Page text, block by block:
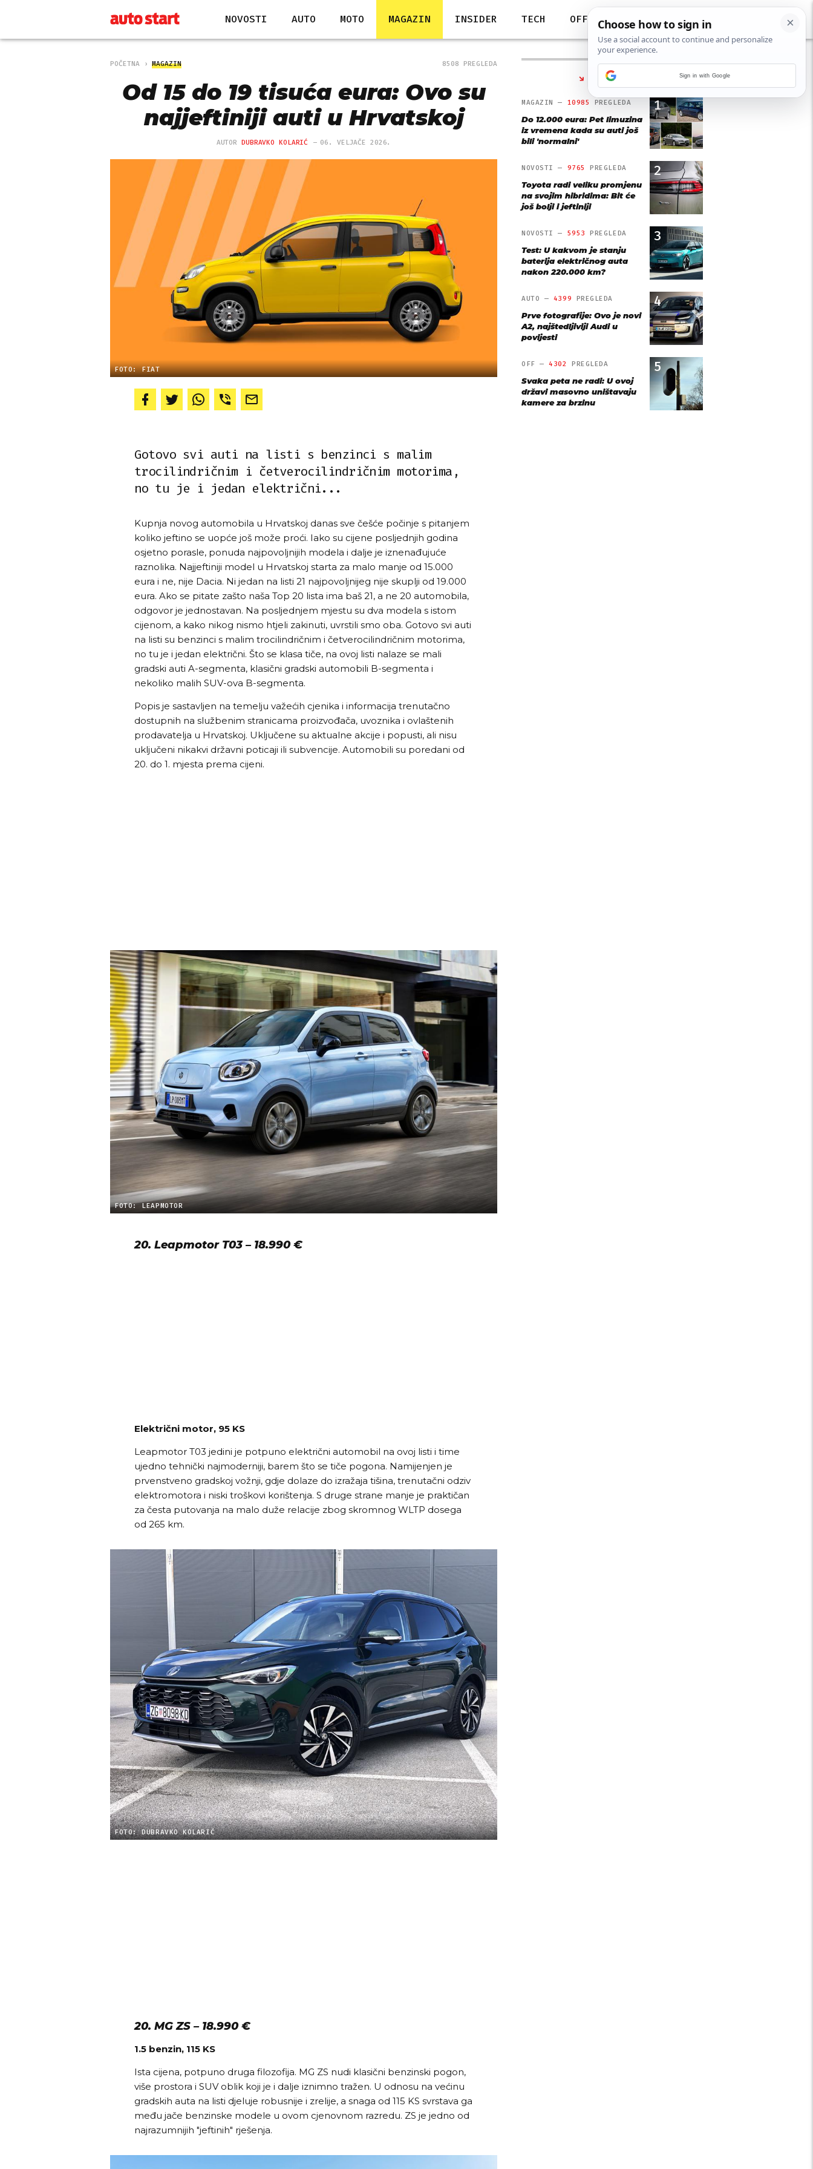
NOVOSTI AUTO MOTO MAGAZIN INSIDER TECH OFF
POČETNA MAGAZIN 8508 PREGLEDA
Od 15 do 19 tisuća eura: Ovo su
najjeftiniji auti u Hrvatskoj
AUTOR DUBRAVKO KOLARIĆ 06. VELJAČE 2026.
FOTO: FIAT
Gotovo svi auti na listi s benzinci s malim
trocilindričnim i četverocilindričnim motorima,
no tu je i jedan električni...
Kupnja novog automobila u Hrvatskoj danas sve češće počinje s pitanjem
koliko jeftino se uopće još može proći. Iako su cijene posljednjih godina
osjetno porasle, ponuda najpovoljnijih modela i dalje je iznenađujuće
raznolika. Najjeftiniji model u Hrvatskoj starta za malo manje od 15.000
eura i ne, nije Dacia. Ni jedan na listi 21 najpovoljnijeg nije skuplji od 19.000
eura. Ako se pitate zašto naša Top 20 lista ima baš 21, a ne 20 automobila,
odgovor je jednostavan. Na posljednjem mjestu su dva modela s istom
cijenom, a kako nikog nismo htjeli zakinuti, uvrstili smo oba. Gotovo svi auti
na listi su benzinci s malim trocilindričnim i četverocilindričnim motorima,
no tu je i jedan električni. Što se klasa tiče, na ovoj listi nalaze se mali
gradski auti A-segmenta, klasični gradski automobili B-segmenta i
nekoliko malih SUV-ova B-segmenta.
Popis je sastavljen na temelju važećih cjenika i informacija trenutačno
dostupnih na službenim stranicama proizvođača, uvoznika i ovlaštenih
prodavatelja u Hrvatskoj. Uključene su aktualne akcije i popusti, ali nisu
uključeni nikakvi državni poticaji ili subvencije. Automobili su poredani od
20. do 1. mjesta prema cijeni.
FOTO: LEAPMOTOR
20. Leapmotor T03 – 18.990 €
Električni motor, 95 KS
Leapmotor T03 jedini je potpuno električni automobil na ovoj listi i time
ujedno tehnički najmoderniji, barem što se tiče pogona. Namijenjen je
prvenstveno gradskoj vožnji, gdje dolaze do izražaja tišina, trenutačni odziv
elektromotora i niski troškovi korištenja. S druge strane manje je praktičan
za česta putovanja na malo duže relacije zbog skromnog WLTP dosega
od 265 km.
FOTO: DUBRAVKO KOLARIĆ
20. MG ZS – 18.990 €
1.5 benzin, 115 KS
Ista cijena, potpuno druga filozofija. MG ZS nudi klasični benzinski pogon,
više prostora i SUV oblik koji je i dalje iznimno tražen. U odnosu na većinu
gradskih auta na listi djeluje robusnije i zrelije, a snaga od 115 KS svrstava ga
među jače benzinske modele u ovom cjenovnom razredu. ZS je jedno od
najrazumnijih "jeftinih" rješenja.
NAJČITANIJE
1
MAGAZIN — 10985 PREGLEDA
Do 12.000 eura: Pet limuzina
iz vremena kada su auti još
bili 'normalni'
2
NOVOSTI — 9765 PREGLEDA
Toyota radi veliku promjenu
na svojim hibridima: Bit će
još bolji i jeftiniji
3
NOVOSTI — 5953 PREGLEDA
Test: U kakvom je stanju
baterija električnog auta
nakon 220.000 km?
4
AUTO — 4399 PREGLEDA
Prve fotografije: Ovo je novi
A2, najštedljiviji Audi u
povijesti
5
OFF —4302 PREGLEDA
Svaka peta ne radi: U ovoj
državi masovno uništavaju
kamere za brzinu
Sign in with Google